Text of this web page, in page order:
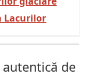
Lacurilor
de